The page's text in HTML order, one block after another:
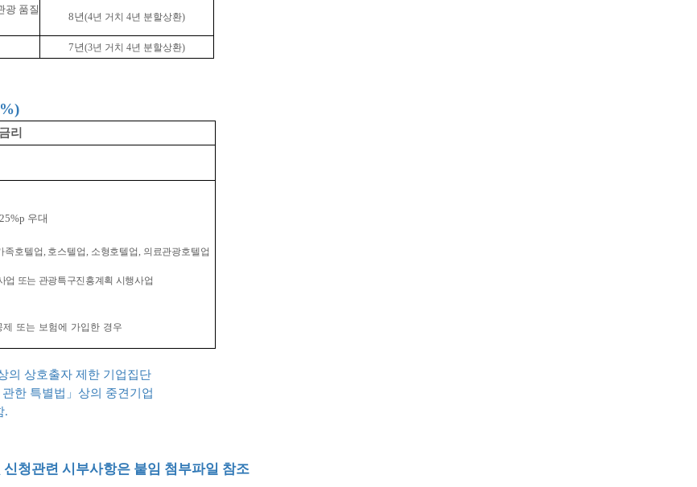
광 품질
8년(4년 거치 4년 분할상환)
7년(3년 거치 4년 분할상환)
리
우대
호텔업, 호스텔업, 소형호텔업, 의료관광호텔업
업 또는 관광특구진흥계획 시행사업
또는 보험에 가입한 경우
의 상호출자 제한 기업집단
한 특별법」상의 중견기업
.
청관련 시부사항은 붙임 첨부파일 참조